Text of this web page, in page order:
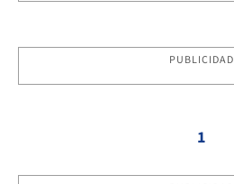
PUBLICIDAD
1